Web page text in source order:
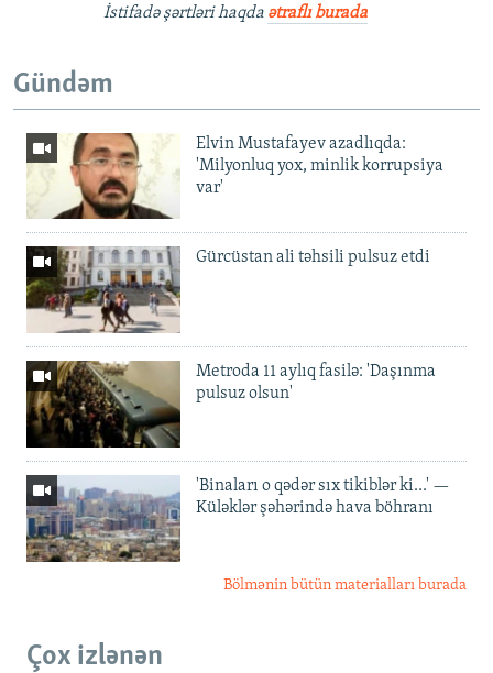
İstifadə şərtləri haqda ətraflı burada
Gündəm
Elvin Mustafayev azadlıqda:
'Milyonluq yox, minlik korrupsiya
var'
Gürcüstan ali təhsili pulsuz etdi
Metroda 11 aylıq fasilə: 'Daşınma
pulsuz olsun'
'Binaları o qədər sıx tikiblər ki...' —
Küləklər şəhərində hava böhranı
Bölmənin bütün materialları burada
Çox izlənən